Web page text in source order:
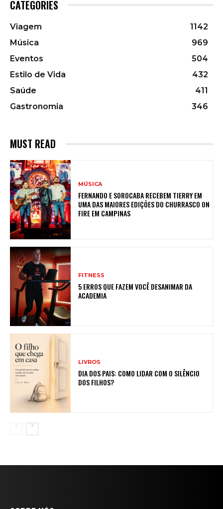
CATEGORIES
Viagem
1142
Música
969
Eventos
504
Estilo de Vida
432
Saúde
411
Gastronomia
346
MUST READ
MÚSICA
FERNANDO E SOROCABA RECEBEM TIERRY EM
UMA DAS MAIORES EDIÇÕES DO CHURRASCO ON
FIRE EM CAMPINAS
FITNESS
5 ERROS QUE FAZEM VOCÊ DESANIMAR DA
ACADEMIA
LIVROS
DIA DOS PAIS: COMO LIDAR COM O SILÊNCIO
DOS FILHOS?